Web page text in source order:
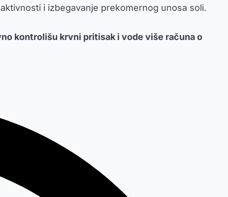
i izbegavanje prekomernog unosa soli.
kontrolišu krvni pritisak i vode više računa o